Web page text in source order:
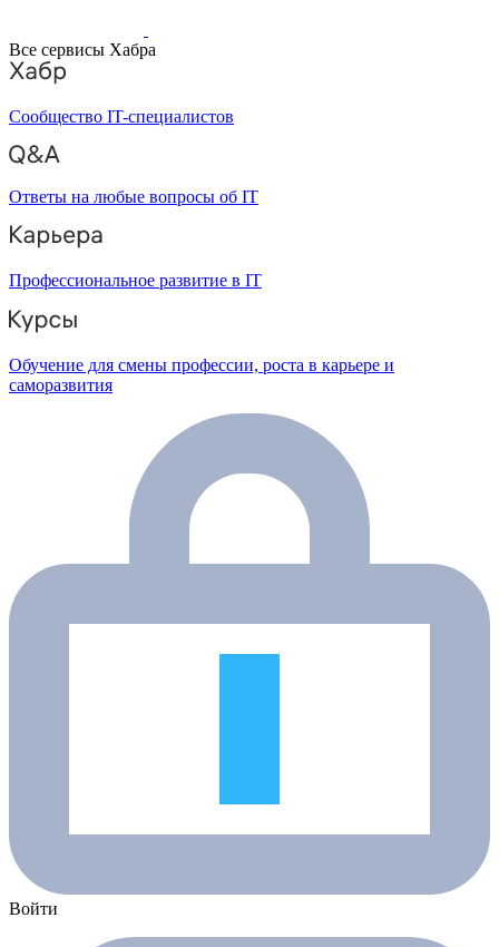
Все сервисы Хабра
Сообщество IT-специалистов
Ответы на любые вопросы об IT
Профессиональное развитие в IT
Обучение для смены профессии, роста в карьере и
саморазвития
Войти